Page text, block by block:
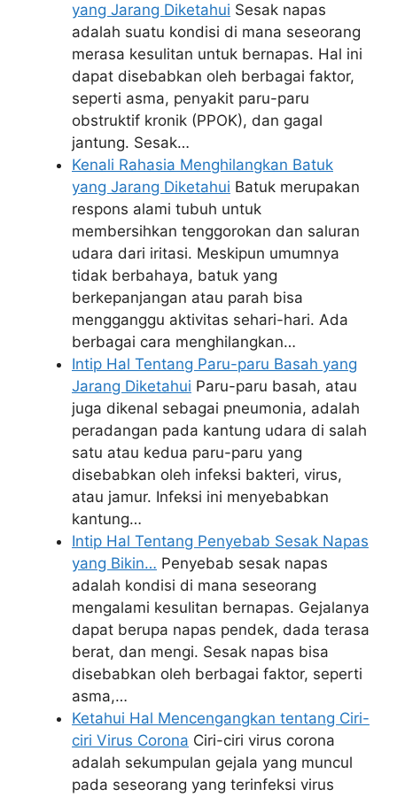
yang Jarang Diketahui Sesak napas
adalah suatu kondisi di mana seseorang
merasa kesulitan untuk bernapas. Hal ini
dapat disebabkan oleh berbagai faktor,
seperti asma, penyakit paru-paru
obstruktif kronik (PPOK), dan gagal
jantung. Sesak…
Kenali Rahasia Menghilangkan Batuk
yang Jarang Diketahui Batuk merupakan
respons alami tubuh untuk
membersihkan tenggorokan dan saluran
udara dari iritasi. Meskipun umumnya
tidak berbahaya, batuk yang
berkepanjangan atau parah bisa
mengganggu aktivitas sehari-hari. Ada
berbagai cara menghilangkan…
Intip Hal Tentang Paru-paru Basah yang
Jarang Diketahui Paru-paru basah, atau
juga dikenal sebagai pneumonia, adalah
peradangan pada kantung udara di salah
satu atau kedua paru-paru yang
disebabkan oleh infeksi bakteri, virus,
atau jamur. Infeksi ini menyebabkan
kantung…
Intip Hal Tentang Penyebab Sesak Napas
yang Bikin… Penyebab sesak napas
adalah kondisi di mana seseorang
mengalami kesulitan bernapas. Gejalanya
dapat berupa napas pendek, dada terasa
berat, dan mengi. Sesak napas bisa
disebabkan oleh berbagai faktor, seperti
asma,…
Ketahui Hal Mencengangkan tentang Ciri-
ciri Virus Corona Ciri-ciri virus corona
adalah sekumpulan gejala yang muncul
pada seseorang yang terinfeksi virus